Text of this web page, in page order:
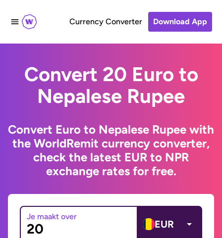
Currency Converter Download App
Convert 20 Euro to
Nepalese Rupee
Convert Euro to Nepalese Rupee with
the WorldRemit currency converter,
check the latest EUR to NPR
exchange rates for free.
Je maakt over
EUR